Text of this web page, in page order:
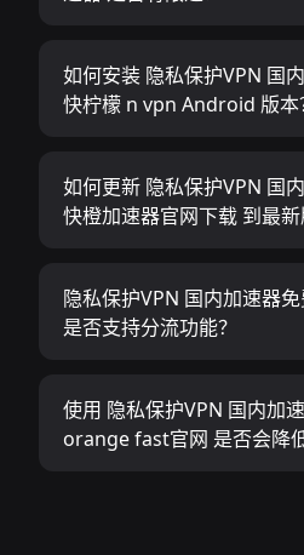
如何安装 隐私保护VPN 国
快柠檬 n vpn Android 版本
如何更新 隐私保护VPN 国
快橙加速器官网下载 到最新
隐私保护VPN 国内加速器
是否支持分流功能？
使用 隐私保护VPN 国内加
orange fast官网 是否会降